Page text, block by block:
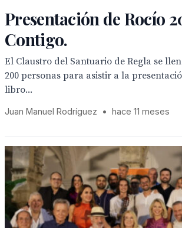
Presentación de Rocío
Contigo.
El Claustro del Santuario de Regla se
200 personas para asistir a la
libro...
Juan Manuel Rodríguez • hace 11 meses